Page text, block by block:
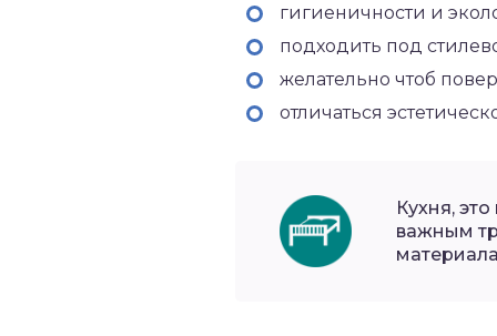
гигиеничности и
подходить под
желательно чтоб
отличаться
Кухня,
важным